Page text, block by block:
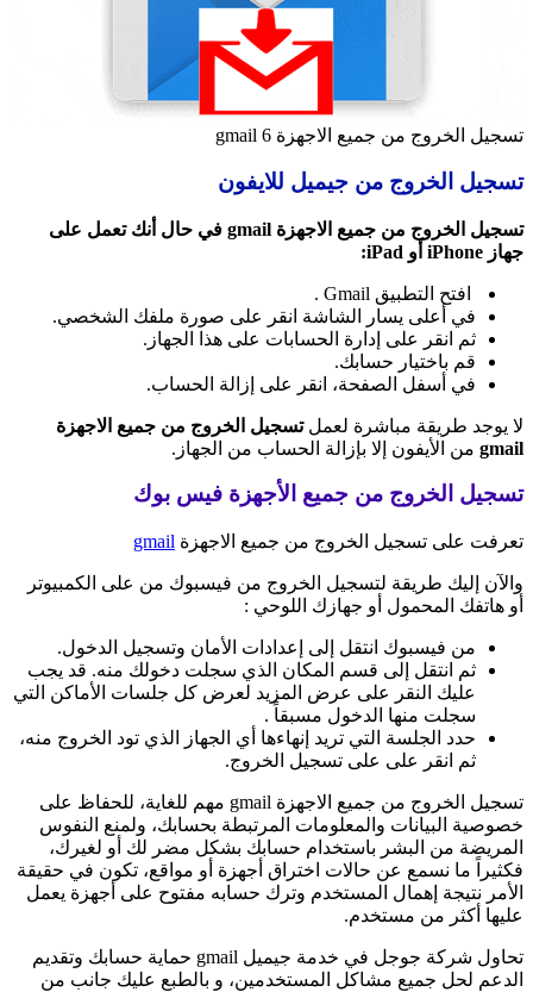
تسجيل الخروج من جميع الاجهزة gmail 6
تسجيل الخروج من جيميل للايفون
تسجيل الخروج من جميع الاجهزة gmail في حال أنك تعمل على
جهاز iPhone أو iPad:
افتح التطبيق Gmail .
في أعلى يسار الشاشة انقر على صورة ملفك الشخصي.
ثم انقر على إدارة الحسابات على هذا الجهاز.
قم باختيار حسابك.
في أسفل الصفحة، انقر على إزالة الحساب.
لا يوجد طريقة مباشرة لعملتسجيل الخروج من جميع الاجهزة
gmail من الأيفون إلا بإزالة الحساب من الجهاز.
تسجيل الخروج من جميع الأجهزة فيس بوك
تعرفت على تسجيل الخروج من جميع الاجهزة gmail
والآن إليك طريقة لتسجيل الخروج من فيسبوك من على الكمبيوتر
أو هاتفك المحمول أو جهازك اللوحي :
من فيسبوك انتقل إلى إعدادات الأمان وتسجيل الدخول.
ثم انتقل إلى قسم المكان الذي سجلت دخولك منه. قد يجب
عليك النقر على عرض المزيد لعرض كل جلسات الأماكن التي
سجلت منها الدخول مسبقاً .
حدد الجلسة التي تريد إنهاءها أي الجهاز الذي تود الخروج منه،
ثم انقر على على تسجيل الخروج.
تسجيل الخروج من جميع الاجهزة gmail مهم للغاية، للحفاظ على
خصوصية البيانات والمعلومات المرتبطة بحسابك، ولمنع النفوس
المريضة من البشر باستخدام حسابك بشكل مضر لك أو لغيرك،
فكثيراً ما نسمع عن حالات اختراق أجهزة أو مواقع، تكون في حقيقة
الأمر نتيجة إهمال المستخدم وترك حسابه مفتوح على أجهزة يعمل
عليها أكثر من مستخدم.
تحاول شركة جوجل في خدمة جيميل gmail حماية حسابك وتقديم
الدعم لحل جميع مشاكل المستخدمين، و بالطبع عليك جانب من